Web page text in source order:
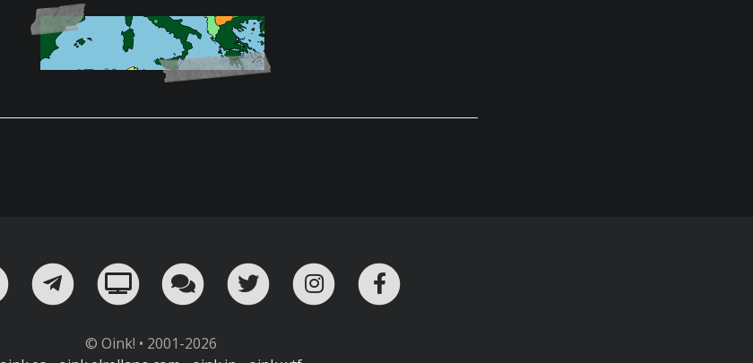
¡Mándame un email!
¡Nuestro canal en Telegram!
Oink! TV Charla con nosotros en Telegram
Twitter Instagram
© Oink! • 2001-2026